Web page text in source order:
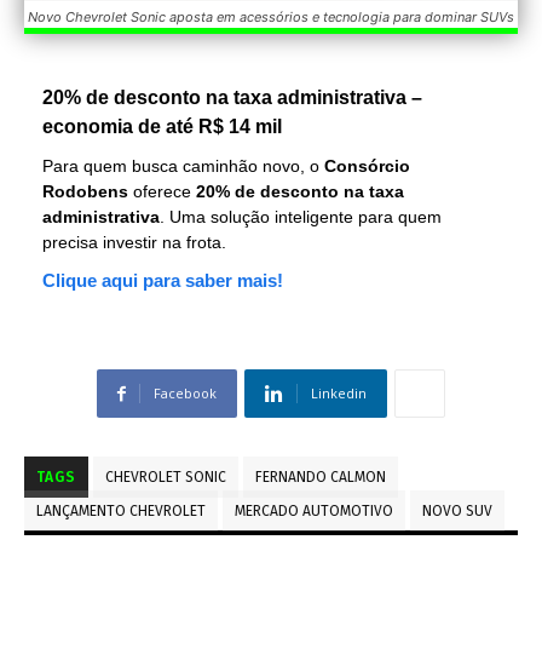
Novo Chevrolet Sonic aposta em acessórios e tecnologia para dominar SUVs
20% de desconto na taxa administrativa –
economia de até R$ 14 mil
Para quem busca caminhão novo, o Consórcio
Rodobens oferece 20% de desconto na taxa
administrativa . Uma solução inteligente para quem
precisa investir na frota.
Clique aqui para saber mais!
Facebook Linkedin
TAGS CHEVROLET SONIC
FERNANDO CALMON
LANÇAMENTO CHEVROLET
MERCADO AUTOMOTIVO NOVO SUV